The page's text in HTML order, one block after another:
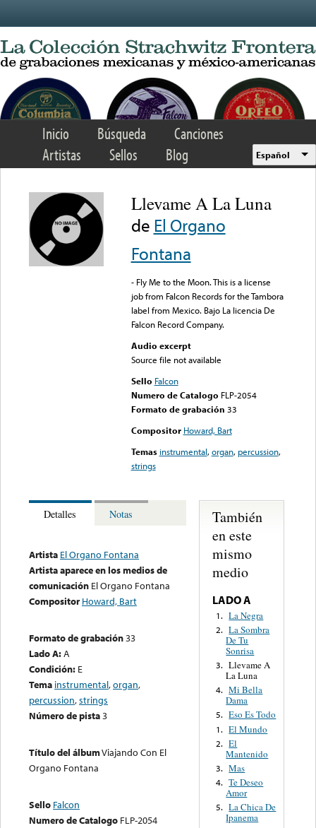
Inicio Búsqueda
Canciones
Artistas
Sellos Blog Español
Llevame A La Luna
de El Organo
Fontana
- Fly Me to the Moon. This is a license
job from Falcon Records for the Tambora
label from Mexico. Bajo La licencia De
Falcon Record Company.
Audio excerpt
Source file not available
Sello Falcon
Numero de Catalogo FLP-2054
Formato de grabación 33
Compositor Howard, Bart
Temas instrumental,organ, percussion,
strings
Detalles Notas
Artista El Organo Fontana
Artista aparece en los medios de
comunicación El Organo Fontana
Compositor Howard, Bart
Formato de grabación33
Lado A:A
Condición: E
Tema instrumental,organ,
percussion,strings
Número de pista3
Título del álbumViajando Con El
Organo Fontana
Sello Falcon
Numero de Catalogo FLP-2054
También
en este
mismo
medio
LADO A
1. La Negra
2. La Sombra
De Tu
Sonrisa
3. Llevame A
La Luna
4. Mi Bella
Dama
5. Eso Es Todo
1. El Mundo
2. El
Mantenido
3. Mas
4. Te Deseo
Amor
5. La Chica De
Ipanema